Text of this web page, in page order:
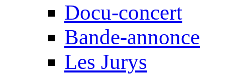
Docu-concert
Bande-annonce
Les Jurys